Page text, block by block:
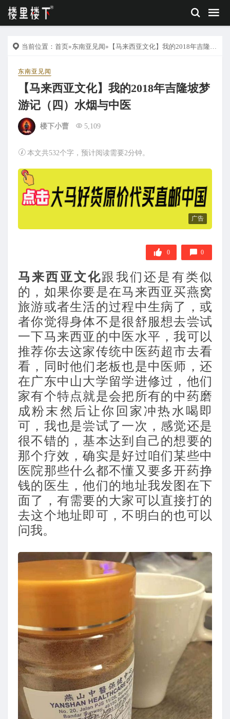
当前位置： 首页»东南亚见闻»【马来西亚文化】我的2018年吉隆坡梦游记（四）水烟与中医
东南亚见闻
【马来西亚文化】我的2018年吉隆坡梦
游记（四）水烟与中医
楼下小曹 5,109
本文共532个字，预计阅读需要2分钟。
广告
0 0
马来西亚文化跟我们还是有类似
的，如果你要是在马来西亚买燕窝
旅游或者生活的过程中生病了，或
者你觉得身体不是很舒服想去尝试
一下马来西亚的中医水平，我可以
推荐你去这家传统中医药超市去看
看，同时他们老板也是中医师，还
在广东中山大学留学进修过，他们
家有个特点就是会把所有的中药磨
成粉末然后让你回家冲热水喝即
可，我也是尝试了一次，感觉还是
很不错的，基本达到自己的想要的
那个疗效，确实是好过咱们某些中
医院那些什么都不懂又要多开药挣
钱的医生，他们的地址我发图在下
面了，有需要的大家可以直接打的
去这个地址即可，不明白的也可以
问我。